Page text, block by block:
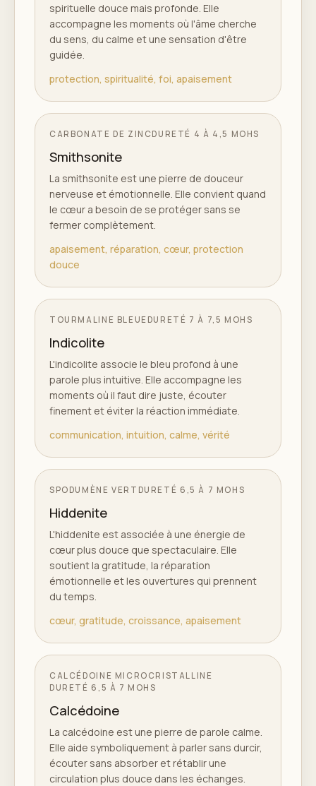
spirituelle douce mais profonde. Elle
accompagne les moments où l'âme cherche
du sens, du calme et une sensation d'être
guidée.
protection, spiritualité, foi, apaisement
CARBONATE DE ZINCDURETÉ 4 À 4,5 MOHS
Smithsonite
La smithsonite est une pierre de douceur
nerveuse et émotionnelle. Elle convient quand
le cœur a besoin de se protéger sans se
fermer complètement.
apaisement, réparation, cœur, protection
douce
TOURMALINE BLEUE DURETÉ 7 À 7,5 MOHS
Indicolite
L'indicolite associe le bleu profond à une
parole plus intuitive. Elle accompagne les
moments où il faut dire juste, écouter
finement et éviter la réaction immédiate.
communication, intuition, calme, vérité
SPODUMÈNE VERT DURETÉ 6,5 À 7 MOHS
Hiddenite
L'hiddenite est associée à une énergie de
cœur plus douce que spectaculaire. Elle
soutient la gratitude, la réparation
émotionnelle et les ouvertures qui prennent
du temps.
cœur, gratitude, croissance, apaisement
CALCÉDOINE MICROCRISTALLINE
DURETÉ 6,5 À 7 MOHS
Calcédoine
La calcédoine est une pierre de parole calme.
Elle aide symboliquement à parler sans durcir,
écouter sans absorber et rétablir une
circulation plus douce dans les échanges.